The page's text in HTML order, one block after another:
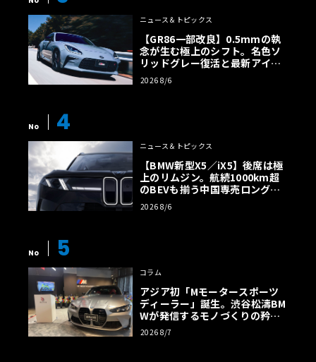
ニュース＆トピックス
【GR86一部改良】0.5mmの執
念が生む極上のシフト。名色ソ
リッドグレー復活と最新アイサ
イトでFRの極みへ
2026 8/6
No 4
ニュース＆トピックス
【BMW新型X5／iX5】後席は極
上のリムジン。航続1000km超
のBEVも揃う中国専売ロング仕
様の全貌
2026 8/6
No 5
コラム
アジア初「Mモータースポーツ
ディーラー」誕生。渋谷松濤BM
Wが発信するモノづくりの矜持
【木下隆之コラム】
2026 8/7